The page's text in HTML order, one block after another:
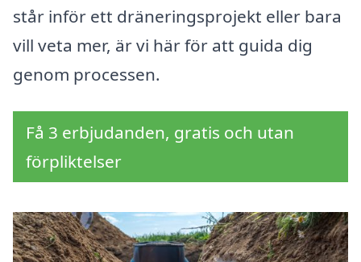
står inför ett dräneringsprojekt eller bara
vill veta mer, är vi här för att guida dig
genom processen.
Få 3 erbjudanden, gratis och utan
förpliktelser